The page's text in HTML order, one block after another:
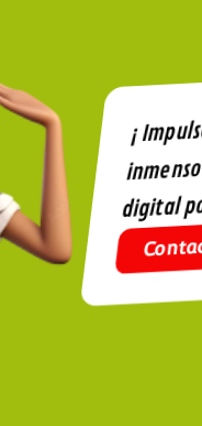
¡
digital